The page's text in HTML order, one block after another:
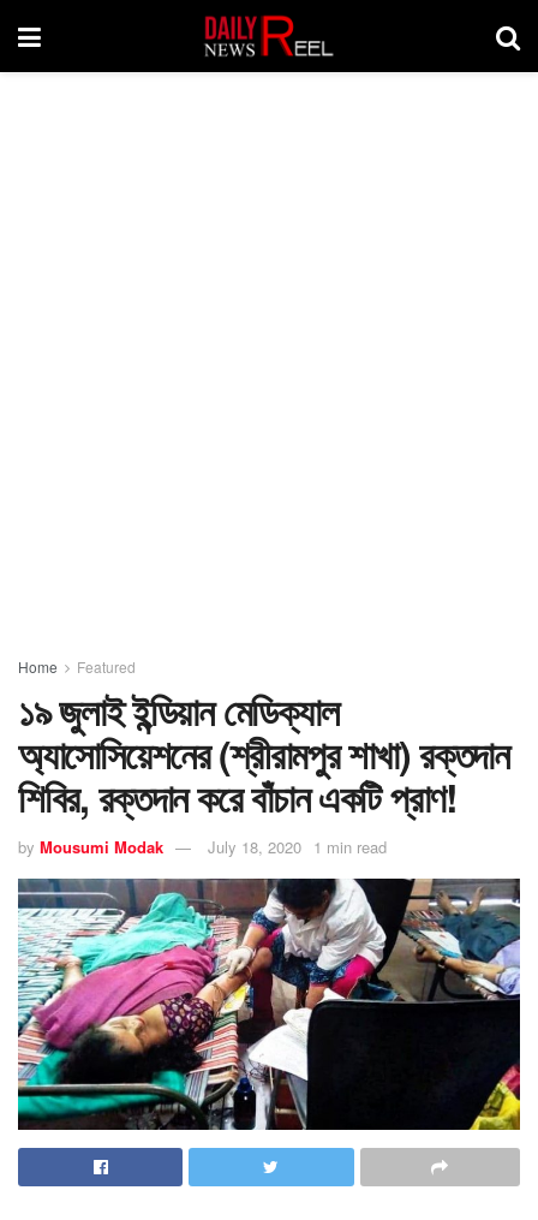
Home Featured
১৯ জুলাই ইন্ডিয়ান মেডিক্যাল
অ্যাসোসিয়েশনের (শ্রীরামপুর শাখা) রক্তদান
শিবির, রক্তদান করে বাঁচান একটি প্রাণ!
by Mousumi Modak July 18, 2020 1 min read